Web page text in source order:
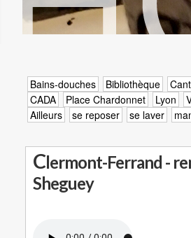
Bains-douches Bibliothèque
CADA
Place Chardonnet Lyon
Ailleurs
se reposer se laver
Clermont-Ferrand -
Sheguey